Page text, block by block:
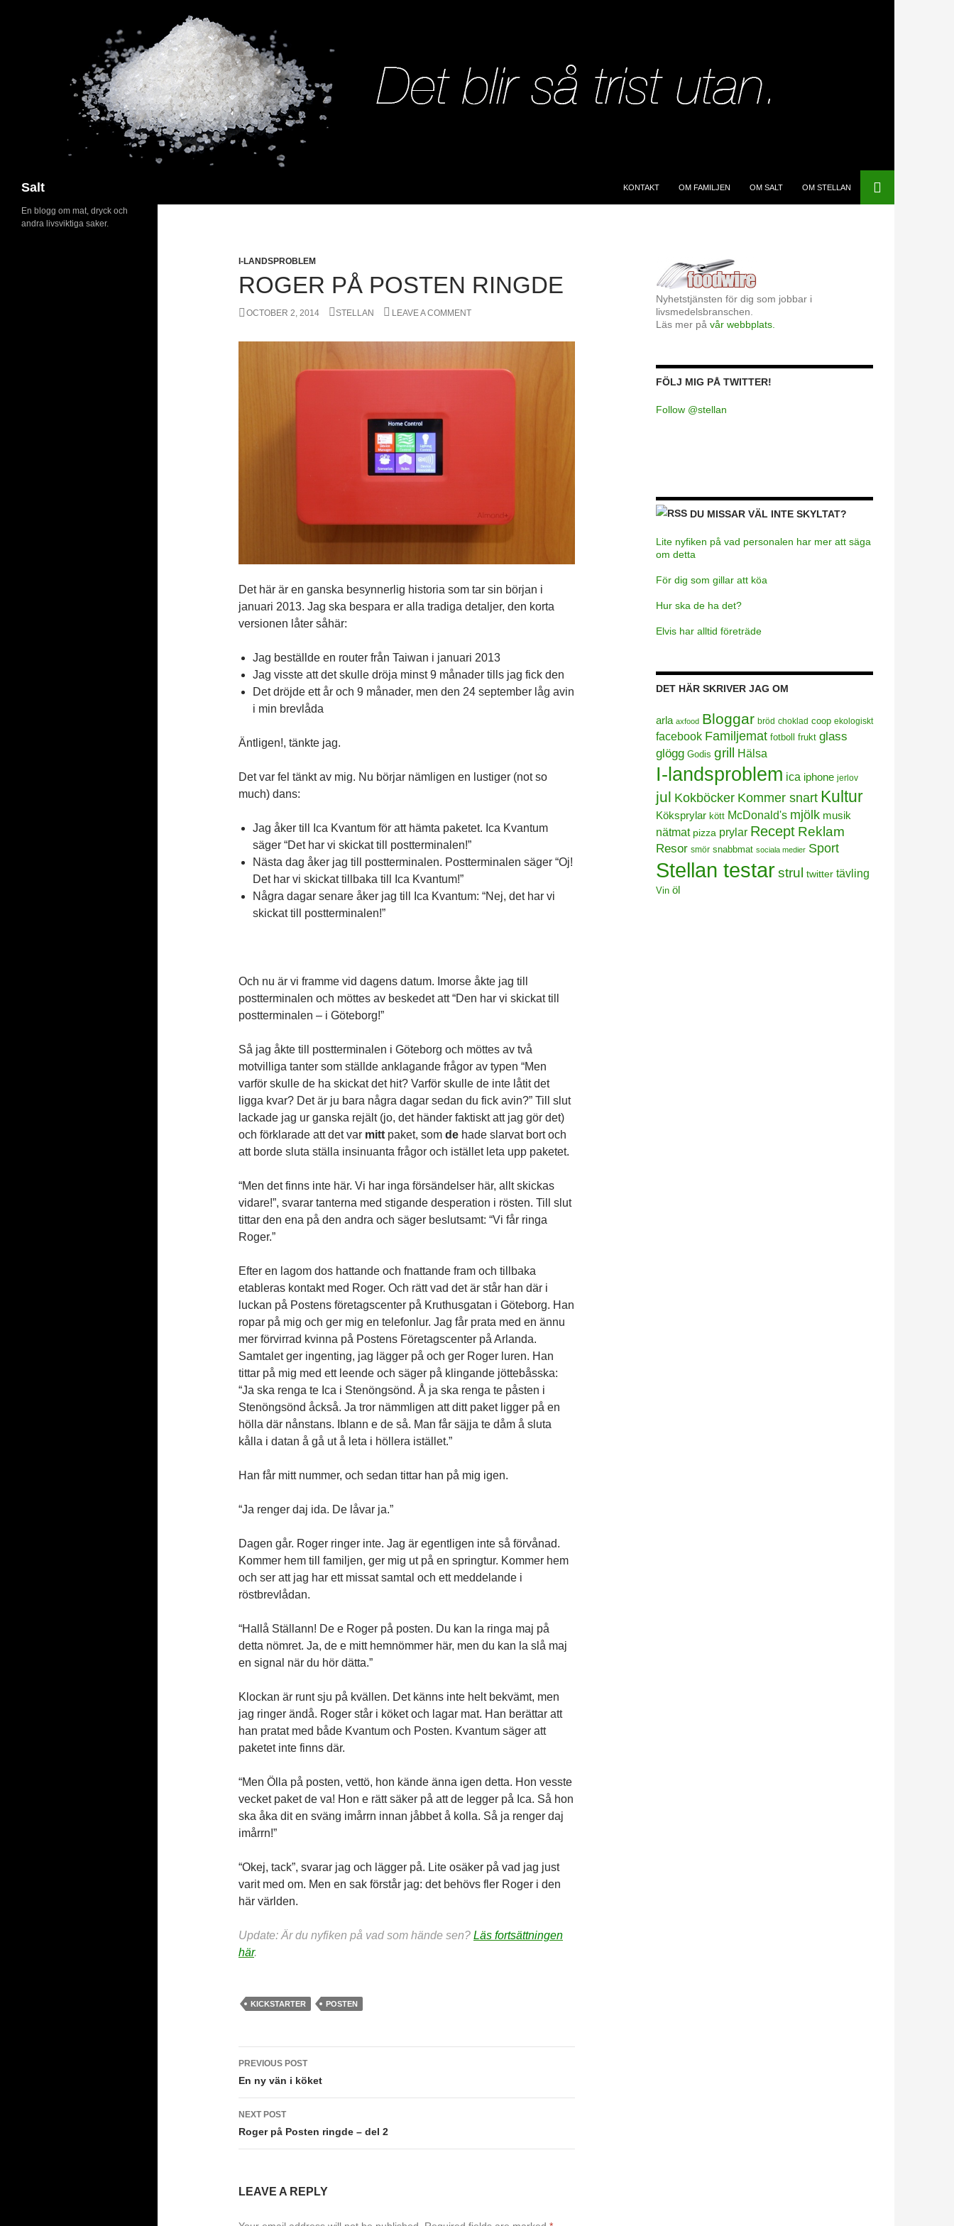
Salt
KONTAKT
OM FAMILJEN OM SALT OM STELLAN
I-LANDSPROBLEM
ROGER PÅ POSTEN RINGDE
OCTOBER 2, 2014 STELLAN LEAVE A COMMENT
Det här är en ganska besynnerlig historia som tar sin början i
januari 2013. Jag ska bespara er alla tradiga detaljer, den korta
versionen låter såhär:
Jag beställde en router från Taiwan i januari 2013
Jag visste att det skulle dröja minst 9 månader tills jag fick den
Det dröjde ett år och 9 månader, men den 24 september låg avin
i min brevlåda
Äntligen!, tänkte jag.
Det var fel tänkt av mig. Nu börjar nämligen en lustiger (not so
much) dans:
Jag åker till Ica Kvantum för att hämta paketet. Ica Kvantum
säger “Det har vi skickat till postterminalen!”
Nästa dag åker jag till postterminalen. Postterminalen säger “Oj!
Det har vi skickat tillbaka till Ica Kvantum!”
Några dagar senare åker jag till Ica Kvantum: “Nej, det har vi
skickat till postterminalen!”
Och nu är vi framme vid dagens datum. Imorse åkte jag till
postterminalen och möttes av beskedet att “Den har vi skickat till
postterminalen – i Göteborg!”
Så jag åkte till postterminalen i Göteborg och möttes av två
motvilliga tanter som ställde anklagande frågor av typen “Men
varför skulle de ha skickat det hit? Varför skulle de inte låtit det
ligga kvar? Det är ju bara några dagar sedan du fick avin?” Till slut
lackade jag ur ganska rejält (jo, det händer faktiskt att jag gör det)
och förklarade att det var mitt paket, som de hade slarvat bort och
att borde sluta ställa insinuanta frågor och istället leta upp paketet.
“Men det finns inte här. Vi har inga försändelser här, allt skickas
vidare!”, svarar tanterna med stigande desperation i rösten. Till slut
tittar den ena på den andra och säger beslutsamt: “Vi får ringa
Roger.”
Efter en lagom dos hattande och fnattande fram och tillbaka
etableras kontakt med Roger. Och rätt vad det är står han där i
luckan på Postens företagscenter på Kruthusgatan i Göteborg. Han
ropar på mig och ger mig en telefonlur. Jag får prata med en ännu
mer förvirrad kvinna på Postens Företagscenter på Arlanda.
Samtalet ger ingenting, jag lägger på och ger Roger luren. Han
tittar på mig med ett leende och säger på klingande jöttebåsska:
“Ja ska renga te Ica i Stenöngsönd. Å ja ska renga te påsten i
Stenöngsönd åckså. Ja tror nämmligen att ditt paket ligger på en
hölla där nånstans. Iblann e de så. Man får säjja te dåm å sluta
kålla i datan å gå ut å leta i höllera istället.”
Han får mitt nummer, och sedan tittar han på mig igen.
“Ja renger daj ida. De låvar ja.”
Dagen går. Roger ringer inte. Jag är egentligen inte så förvånad.
Kommer hem till familjen, ger mig ut på en springtur. Kommer hem
och ser att jag har ett missat samtal och ett meddelande i
röstbrevlådan.
“Hallå Ställann! De e Roger på posten. Du kan la ringa maj på
detta nömret. Ja, de e mitt hemnömmer här, men du kan la slå maj
en signal när du hör dätta.”
Klockan är runt sju på kvällen. Det känns inte helt bekvämt, men
jag ringer ändå. Roger står i köket och lagar mat. Han berättar att
han pratat med både Kvantum och Posten. Kvantum säger att
paketet inte finns där.
“Men Ölla på posten, vettö, hon kände änna igen detta. Hon vesste
vecket paket de va! Hon e rätt säker på att de legger på Ica. Så hon
ska åka dit en sväng imårrn innan jåbbet å kolla. Så ja renger daj
imårrn!”
“Okej, tack”, svarar jag och lägger på. Lite osäker på vad jag just
varit med om. Men en sak förstår jag: det behövs fler Roger i den
här världen.
Update: Är du nyfiken på vad som hände sen? Läs fortsättningen
här.
KICKSTARTER POSTEN
Post
navigation
PREVIOUS POST
En ny vän i köket
NEXT POST
Roger på Posten ringde – del 2
LEAVE A REPLY
Nyhetstjänsten för dig som jobbar i
livsmedelsbranschen.
Läs mer på vår webbplats.
FÖLJ MIG PÅ TWITTER!
Follow @stellan
DU MISSAR VÄL INTE SKYLTAT?
Lite nyfiken på vad personalen har mer att säga
om detta
För dig som gillar att köa
Hur ska de ha det?
Elvis har alltid företräde
DET HÄR SKRIVER JAG OM
arla axfood Bloggar bröd choklad coop ekologiskt
facebook Familjemat fotboll frukt glass
glögg Godis grill Hälsa
I-landsproblem ica iphone jerlov
jul Kokböcker Kommer snart Kultur
Köksprylar kött McDonald's mjölk musik
nätmat pizza prylar Recept Reklam
Resor smör snabbmat sociala medier Sport
Stellan testarstrul twitter tävling
Vin öl
En blogg om mat, dryck och
andra livsviktiga saker.